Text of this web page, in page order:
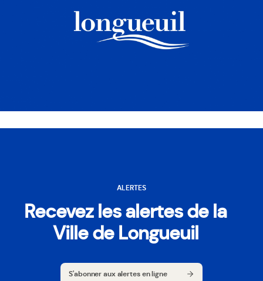
ALERTES
Recevez les alertes de la
Ville de Longueuil
S'abonner aux alertes en ligne